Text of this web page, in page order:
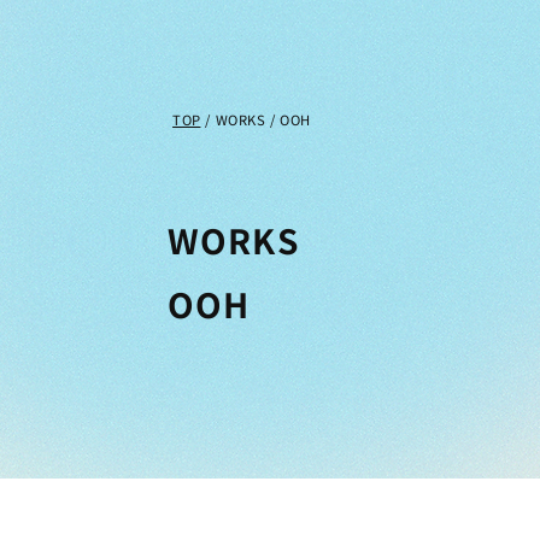
TOP / WORKS / OOH
WORKS
OOH